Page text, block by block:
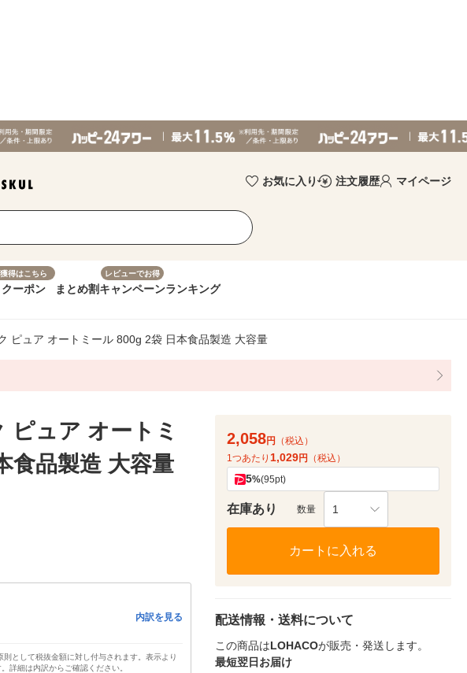
お気に入り 注文履歴 マイページ
獲得はこちら
クーポン まとめ割
レビューでお得
キャンペーンランキング
ピュア オートミール 800g 2袋 日本食品製造 大容量
ピュア オートミ
食品製造 大容量
内訳を見る
として税抜金額に対し付与されます。表示より
詳細は内訳からご確認ください。
2,058円
（税込）
1つあたり 1,029円 （税込）
5%(95pt)
在庫あり 数量 1
カートに入れる
配送情報・送料について
この商品はLOHACOが販売・発送します。
最短翌日お届け